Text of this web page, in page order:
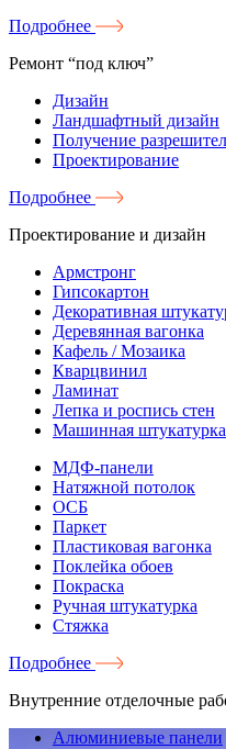
Подробнее
Ремонт “под ключ”
Дизайн
Ландшафтный дизайн
Получение
Проектирование
Подробнее
Проектирование и дизайн
Армстронг
Гипсокартон
Декоративная
Деревянная вагонка
Кафель / Мозаика
Кварцвинил
Ламинат
Лепка и роспись стен
Машинная штукатурка
МДФ-панели
Натяжной потолок
ОСБ
Паркет
Пластиковая вагонка
Поклейка обоев
Покраска
Ручная штукатурка
Стяжка
Подробнее
Внутренние отделочные
Алюминиевые панели